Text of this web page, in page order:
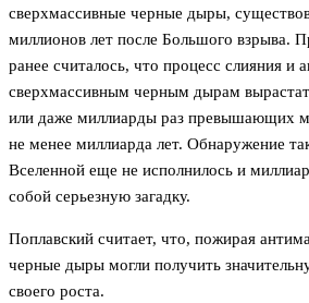
сверхмассивные черные дыры,
миллионов лет после Большого взрыва.
ранее считалось, что процесс слияния и
сверхмассивным черным дырам
или даже миллиарды раз превышающих
не менее миллиарда лет. Обнаружение
Вселенной еще не исполнилось и
собой серьезную загадку.
Поплавский считает, что, пожирая
черные дыры могли получить
своего роста.